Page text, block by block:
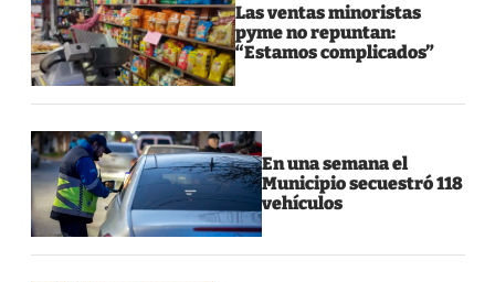
Las ventas minoristas
pyme no repuntan:
“Estamos complicados”
En una semana el
Municipio secuestró 118
vehículos